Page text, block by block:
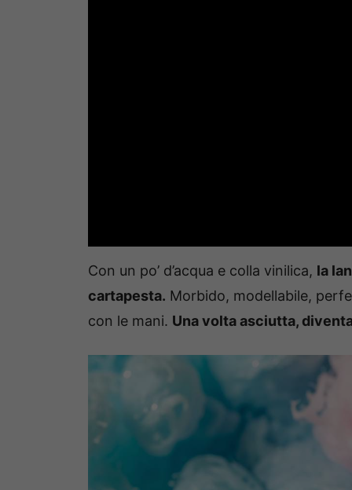
Con un po’ d’acqua e colla vinilica, la
cartapesta. Morbido, modellabile,
con le mani. Una volta asciutta,